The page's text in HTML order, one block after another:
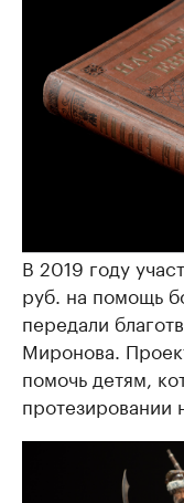
В 2019 году
руб. на помощь
передали
Миронова.
помочь детям,
протезировании